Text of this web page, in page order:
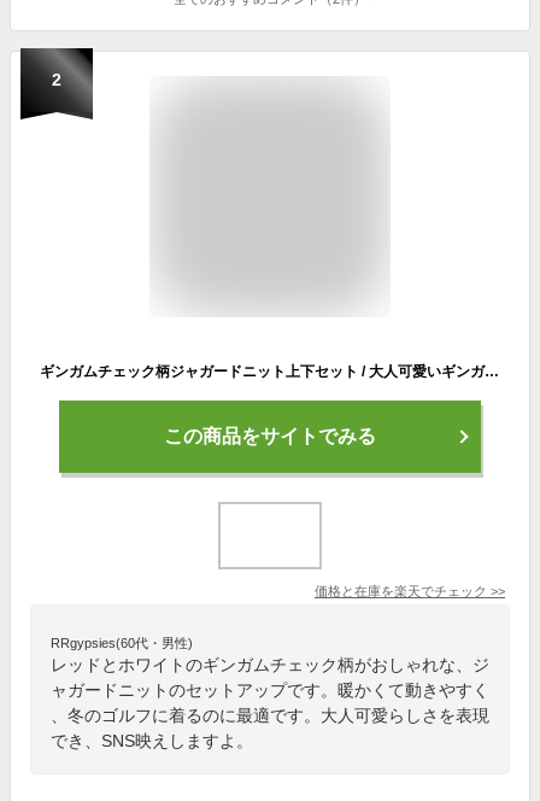
2
ギンガムチェック柄ジャガードニット上下セット / 大人可愛いギンガムチェック柄が人気のジャガードニットとスカートの上下セット セットアップ コーデ ワンピ ゴルフ女子
この商品をサイトでみる
価格と在庫を楽天でチェック >>
RRgypsies(60代・男性)
レッドとホワイトのギンガムチェック柄がおしゃれな、ジ
ャガードニットのセットアップです。暖かくて動きやすく
、冬のゴルフに着るのに最適です。大人可愛らしさを表現
でき、SNS映えしますよ。